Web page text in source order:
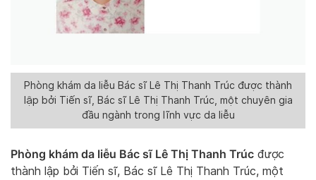
Phòng khám da liễu Bác sĩ Lê Thị Thanh Trúc được thành
lập bởi Tiến sĩ, Bác sĩ Lê Thị Thanh Trúc, một chuyên gia
đầu ngành trong lĩnh vực da liễu
Phòng khám da liễu Bác sĩ Lê Thị Thanh Trúc được
thành lập bởi Tiến sĩ, Bác sĩ Lê Thị Thanh Trúc, một